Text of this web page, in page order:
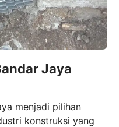
Jaya
menjadi pilihan
konstruksi yang